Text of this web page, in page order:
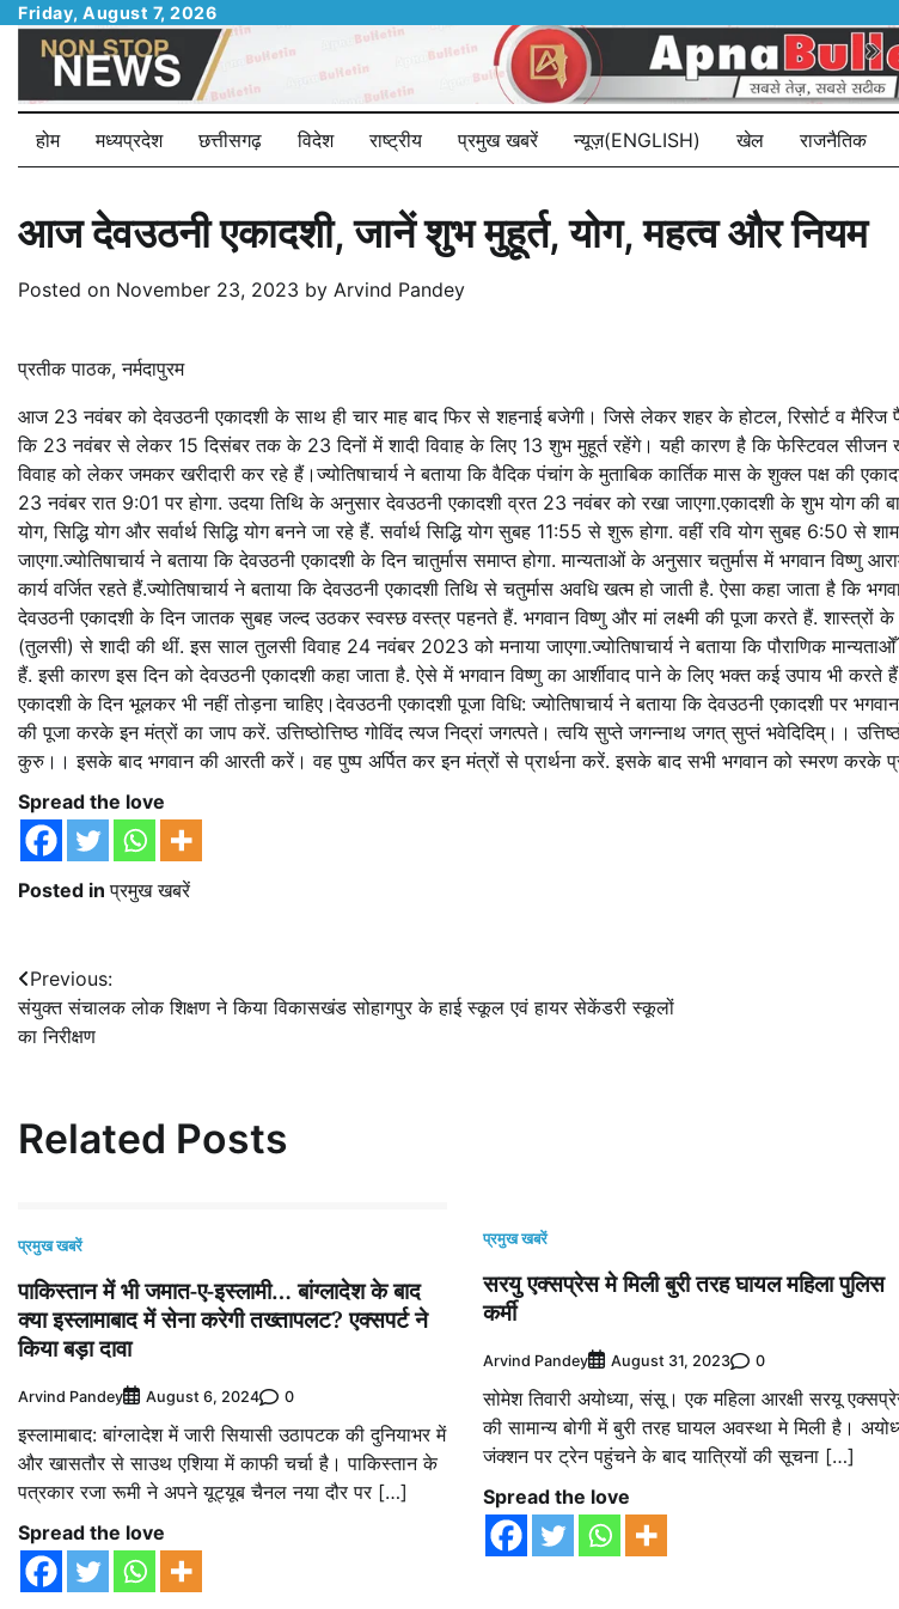
Skip
content
Friday, August 7, 2026
होम मध्यप्रदेश छत्तीसगढ़ विदेश राष्ट्रीय प्रमुख खबरें न्यूज़(ENGLISH) खेल राजनैतिक
आज देवउठनी एकादशी, जानें शुभ मुहूर्त, योग, महत्व और नियम
Posted on November 23, 2023 by Arvind Pandey
प्रतीक पाठक, नर्मदापुरम
आज 23 नवंबर को देवउठनी एकादशी के साथ ही चार माह बाद फिर से शहनाई बजेगी। जिसे लेकर शहर के होटल, रिसोर्ट व
कि 23 नवंबर से लेकर 15 दिसंबर तक के 23 दिनों में शादी विवाह के लिए 13 शुभ मुहूर्त रहेंगे। यही कारण है कि फेस्टिवल सीजन
विवाह को लेकर जमकर खरीदारी कर रहे हैं।ज्योतिषाचार्य ने बताया कि वैदिक पंचांग के मुताबिक कार्तिक मास के शुक्ल पक्ष की
23 नवंबर रात 9:01 पर होगा. उदया तिथि के अनुसार देवउठनी एकादशी व्रत 23 नवंबर को रखा जाएगा.एकादशी के शुभ योग की
योग, सिद्धि योग और सर्वार्थ सिद्धि योग बनने जा रहे हैं. सर्वार्थ सिद्धि योग सुबह 11:55 से शुरू होगा. वहीं रवि योग सुबह 6:50 से
जाएगा.ज्योतिषाचार्य ने बताया कि देवउठनी एकादशी के दिन चातुर्मास समाप्त होगा. मान्यताओं के अनुसार चतुर्मास में भगवान
कार्य वर्जित रहते हैं.ज्योतिषाचार्य ने बताया कि देवउठनी एकादशी तिथि से चतुर्मास अवधि खत्म हो जाती है. ऐसा कहा जाता है कि
देवउठनी एकादशी के दिन जातक सुबह जल्द उठकर स्वस्छ वस्त्र पहनते हैं. भगवान विष्णु और मां लक्ष्मी की पूजा करते हैं. शास्त्रों के
(तुलसी) से शादी की थीं. इस साल तुलसी विवाह 24 नवंबर 2023 को मनाया जाएगा.ज्योतिषाचार्य ने बताया कि पौराणिक
हैं. इसी कारण इस दिन को देवउठनी एकादशी कहा जाता है. ऐसे में भगवान विष्णु का आर्शीवाद पाने के लिए भक्त कई उपाय भी
एकादशी के दिन भूलकर भी नहीं तोड़ना चाहिए।देवउठनी एकादशी पूजा विधि: ज्योतिषाचार्य ने बताया कि देवउठनी एकादशी पर
की पूजा करके इन मंत्रों का जाप करें. उत्तिष्ठोत्तिष्ठ गोविंद त्यज निद्रां जगत्पते। त्वयि सुप्ते जगन्नाथ जगत् सुप्तं भवेदिदिम्।।
कुरु।। इसके बाद भगवान की आरती करें। वह पुष्प अर्पित कर इन मंत्रों से प्रार्थना करें. इसके बाद सभी भगवान को स्मरण करके
Spread the love
Posted inप्रमुख खबरें
Post
navigation
Previous:
संयुक्त संचालक लोक शिक्षण ने किया विकासखंड सोहागपुर के हाई स्कूल एवं हायर सेकेंडरी स्कूलों
का निरीक्षण
Related Posts
प्रमुख खबरें
पाकिस्तान में भी जमात-ए-इस्लामी… बांग्‍लादेश के बाद
क्‍या इस्लामाबाद में सेना करेगी तख्तापलट? एक्सपर्ट ने
किया बड़ा दावा
Arvind Pandey August 6, 2024 0
इस्लामाबाद: बांग्लादेश में जारी सियासी उठापटक की दुनियाभर में
और खासतौर से साउथ एशिया में काफी चर्चा है। पाकिस्तान के
पत्रकार रजा रूमी ने अपने यूट्यूब चैनल नया दौर पर […]
Spread the love
प्रमुख खबरें
सरयु एक्सप्रेस मे मिली बुरी तरह घायल महिला पुलिस
कर्मी
Arvind Pandey August 31, 2023 0
सोमेश तिवारी अयोध्या, संसू। एक महिला आरक्षी सरयू
की सामान्य बोगी में बुरी तरह घायल अवस्था मे मिली है।
जंक्शन पर ट्रेन पहुंचने के बाद यात्रियों की सूचना […]
Spread the love